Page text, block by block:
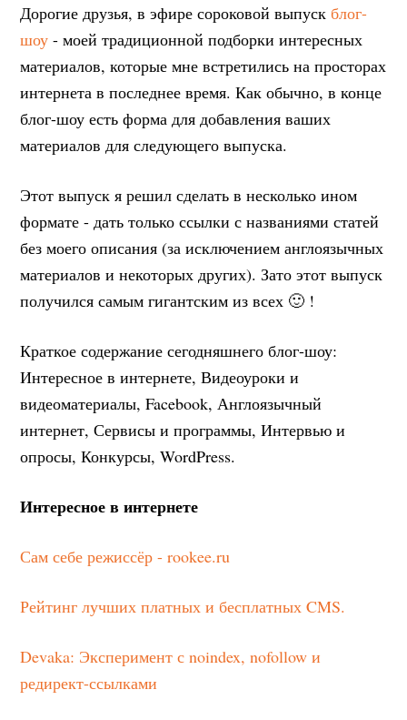
Дорогие друзья, в эфире сороковой выпускблог-
шоу - моей традиционной подборки интересных
материалов, которые мне встретились на просторах
интернета в последнее время. Как обычно, в конце
блог-шоу есть форма для добавления ваших
материалов для следующего выпуска.
Этот выпуск я решил сделать в несколько ином
формате - дать только ссылки с названиями статей
без моего описания (за исключением англоязычных
материалов и некоторых других). Зато этот выпуск
получился самым гигантским из всех 🙂 !
Краткое содержание сегодняшнего блог-шоу:
Интересное в интернете, Видеоуроки и
видеоматериалы, Facebook, Англоязычный
интернет, Сервисы и программы, Интервью и
опросы, Конкурсы, WordPress.
Интересное в интернете
Сам себе режиссёр - rookee.ru
Рейтинг лучших платных и бесплатных CMS.
Devaka: Эксперимент с noindex, nofollow и
редирект-ссылками